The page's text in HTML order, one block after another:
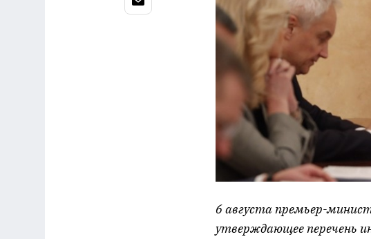
6 августа премьер-
утверждающее перечень